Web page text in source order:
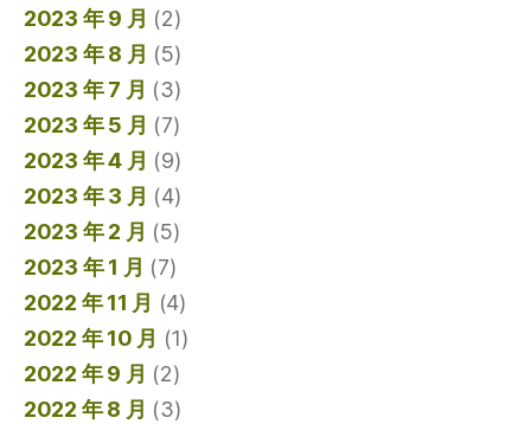
2023 年 9 月 (2)
2023 年 8 月 (5)
2023 年 7 月 (3)
2023 年 5 月 (7)
2023 年 4 月 (9)
2023 年 3 月 (4)
2023 年 2 月 (5)
2023 年 1 月 (7)
2022 年 11 月 (4)
2022 年 10 月 (1)
2022 年 9 月 (2)
2022 年 8 月 (3)